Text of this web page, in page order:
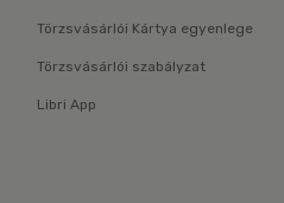
Törzsvásárlói Kártya egyenlege
Törzsvásárlói szabályzat
Libri App